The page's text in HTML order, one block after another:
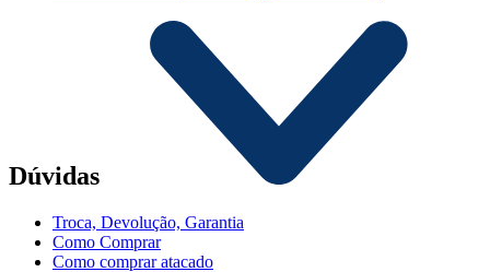
Dúvidas
Troca, Devolução, Garantia
Como Comprar
Como comprar atacado